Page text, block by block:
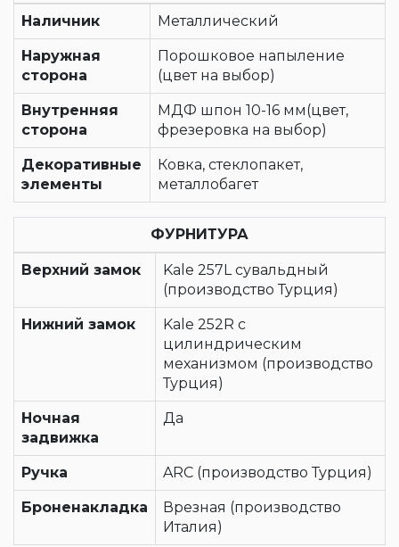
Наличник Металлический
Наружная
сторона
Порошковое напыление
(цвет на выбор)
Внутренняя
сторона
МДФ шпон 10-16 мм(цвет,
фрезеровка на выбор)
Декоративные
элементы
Ковка, стеклопакет,
металлобагет
ФУРНИТУРА
Верхний замок
Kale 257L сувальдный
(производство Турция)
Нижний замок
Kale 252R с
цилиндрическим
механизмом (производство
Турция)
Ночная
задвижка
Да
Ручка ARC (производство Турция)
Броненакладка
Врезная (производство
Италия)